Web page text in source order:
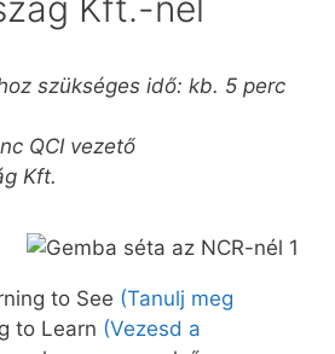
szükséges idő: kb. 5 perc
QCI vezető
Kft.
to See (Tanulj meg
to Learn (Vezesd a